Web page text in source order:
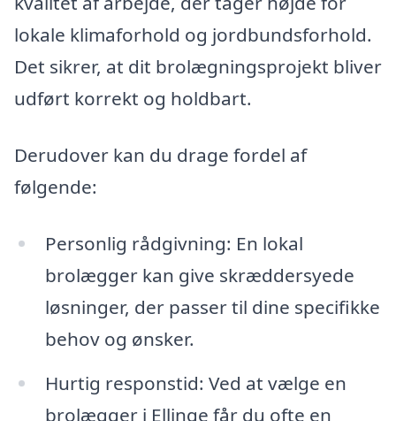
lokale klimaforhold og jordbundsforhold.
Det sikrer, at dit brolægningsprojekt bliver
udført korrekt og holdbart.
Derudover kan du drage fordel af
følgende:
Personlig rådgivning: En lokal
brolægger kan give skræddersyede
løsninger, der passer til dine specifikke
behov og ønsker.
Hurtig responstid: Ved at vælge en
brolægger i Ellinge får du ofte en